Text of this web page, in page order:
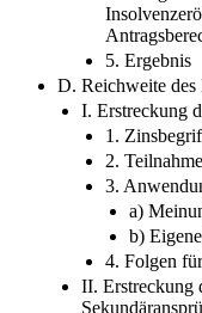
5. Ergebnis
D. Reichweite des
I. Erstreckung
1.
2.
3.
a)
b)
4. Folgen
II. Erstreckung